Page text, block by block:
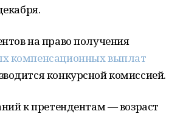
на право получения
компенсационных выплат
конкурсной комиссией.
к претендентам — возраст